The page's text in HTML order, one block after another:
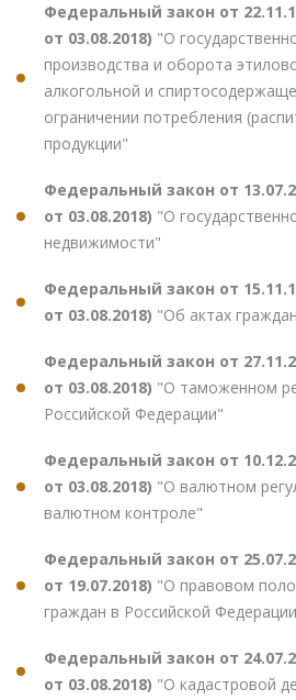
Федеральный закон от
от 03.08.2018) "О
производства и оборота
алкогольной и
ограничении потребления
продукции"
Федеральный закон от
от 03.08.2018) "О
недвижимости"
Федеральный закон от
от 03.08.2018) "Об актах
Федеральный закон от
от 03.08.2018) "О таможенном
Российской Федерации"
Федеральный закон от
от 03.08.2018) "О валютном
валютном контроле"
Федеральный закон от
от 19.07.2018) "О правовом
граждан в Российской
Федеральный закон от
от 03.08.2018) "О кадастровой